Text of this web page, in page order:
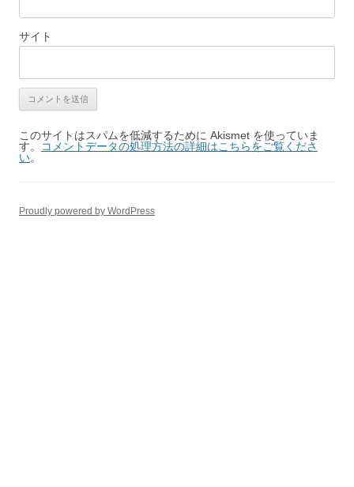
サイト
このサイトはスパムを低減するために Akismet を使っていま
す。
コメントデータの処理方法の詳細はこちらをご覧くださ
い。
Proudly powered by WordPress